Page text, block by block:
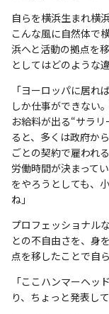
自らを横浜生まれ横
こんな風に自然体で
浜へと活動の拠点を
としてはどのような
「ヨーロッパに居れ
しか仕事ができない
お給料が出る“サラ
ると、多くは政府か
ごとの契約で雇われ
労働時間が決まって
をやろうとしても、
ね」
プロフェッショナル
との不自由さを、身
点を移したことで自
「ここハンマーヘッ
り、ちょっと発表し